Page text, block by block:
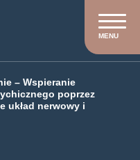
MENU
– Wspieranie
poprzez
układ nerwowy i